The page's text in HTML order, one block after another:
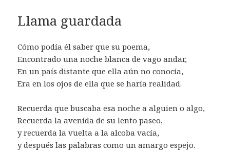
Llama guardada
Cómo podía él saber que su poema,
Encontrado una noche blanca de vago andar,
En un país distante que ella aún no conocía,
Era en los ojos de ella que se haría realidad.
Recuerda que buscaba esa noche a alguien o algo,
Recuerda la avenida de su lento paseo,
y recuerda la vuelta a la alcoba vacía,
y después las palabras como un amargo espejo.